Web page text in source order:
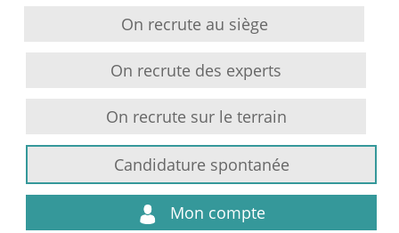
On recrute au siège
On recrute des experts
On recrute sur le terrain
Candidature spontanée
Mon compte